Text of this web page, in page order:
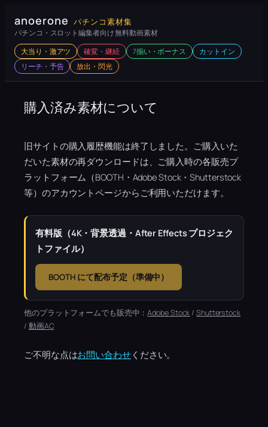
容
ス
キ
anoerone パチンコ素材集
パチンコ・スロット編集者向け 無料動画素材
大当り・激アツ 確変・継続 7揃い・ボーナス
カットイン
リーチ・予告
放出・閃光
購入済み素材について
旧サイトの購入履歴機能は終了しました。ご購入いた
だいた素材の再ダウンロードは、ご購入時の各販売プ
ラットフォーム（BOOTH・Adobe Stock・Shutterstock
等）のアカウントページからご利用いただけます。
有料版（4K・背景透過・After Effects プロジェク
トファイル）
BOOTH にて配布予定（準備中）
他のプラットフォームでも販売中：Adobe Stock /Shutterstock
/ 動画AC
ご不明な点はお問い合わせください。